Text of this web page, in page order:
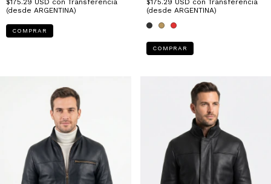
$175.29 USD con Transferencia
(desde ARGENTINA)
COMPRAR
$175.29 USD con Transferencia
(desde ARGENTINA)
COMPRAR